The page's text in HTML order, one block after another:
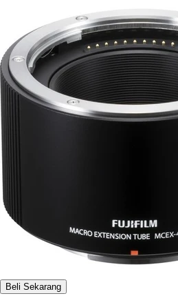
Beli Sekarang